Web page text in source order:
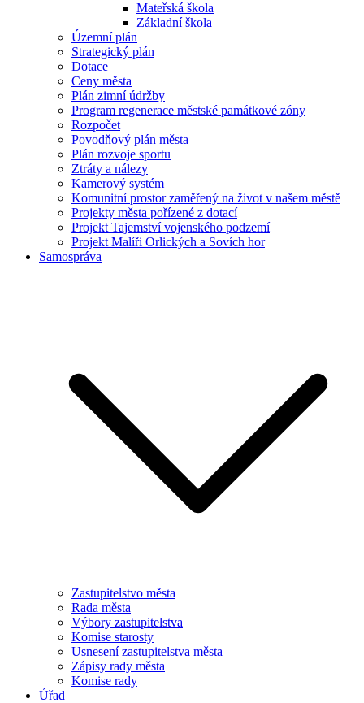
Mateřská škola
Základní škola
Územní plán
Strategický plán
Dotace
Ceny města
Plán zimní údržby
Program regenerace městské památkové zóny
Rozpočet
Povodňový plán města
Plán rozvoje sportu
Ztráty a nálezy
Kamerový systém
Komunitní prostor zaměřený na život v našem městě
Projekty města pořízené z dotací
Projekt Tajemství vojenského podzemí
Projekt Malíři Orlických a Sovích hor
Samospráva
Zastupitelstvo města
Rada města
Výbory zastupitelstva
Komise starosty
Usnesení zastupitelstva města
Zápisy rady města
Komise rady
Úřad